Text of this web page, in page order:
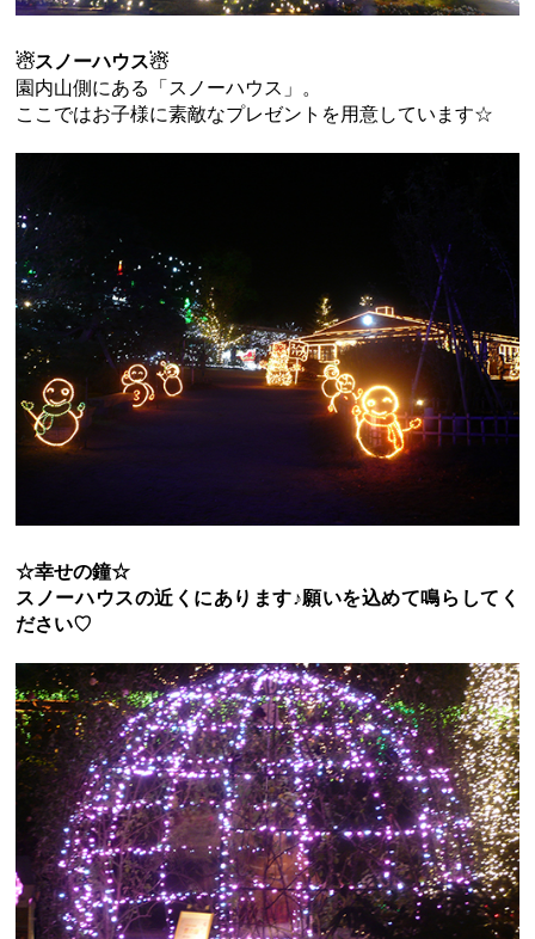
☃スノーハウス☃
園内山側にある「スノーハウス」。
ここではお子様に素敵なプレゼントを用意しています☆
☆幸せの鐘☆
スノーハウスの近くにあります♪願いを込めて鳴らしてく
ださい♡